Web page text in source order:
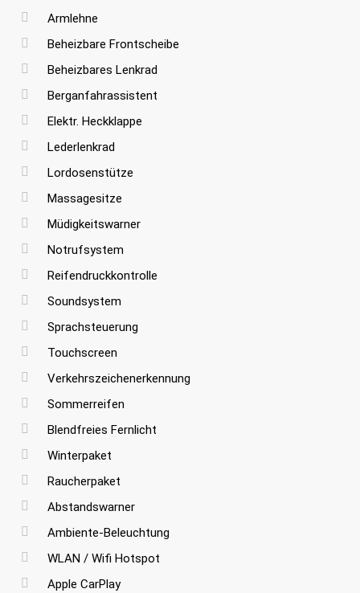
Armlehne
Beheizbare Frontscheibe
Beheizbares Lenkrad
Berganfahrassistent
Elektr. Heckklappe
Lederlenkrad
Lordosenstütze
Massagesitze
Müdigkeitswarner
Notrufsystem
Reifendruckkontrolle
Soundsystem
Sprachsteuerung
Touchscreen
Verkehrszeichenerkennung
Sommerreifen
Blendfreies Fernlicht
Winterpaket
Raucherpaket
Abstandswarner
Ambiente-Beleuchtung
WLAN / Wifi Hotspot
Apple CarPlay